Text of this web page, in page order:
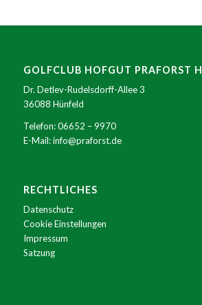
GOLFCLUB HOFGUT PRAFORST
Dr. Detlev-Rudelsdorff-Allee 3
36088 Hünfeld
Telefon:06652 – 9970
E-Mail:info@praforst.de
RECHTLICHES
Datenschutz
Cookie Einstellungen
Impressum
Satzung